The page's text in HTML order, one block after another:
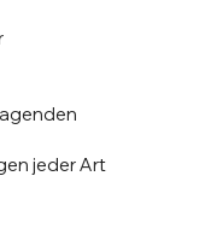
jeder Art